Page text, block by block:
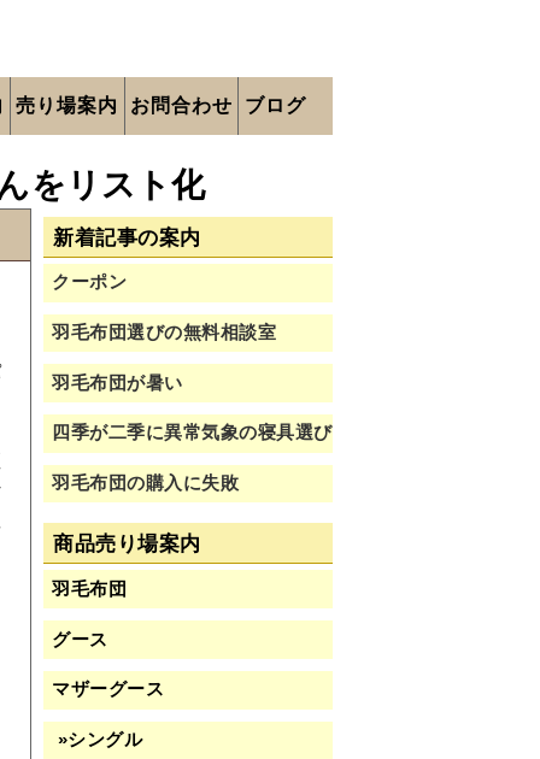
売り場案内 お問合わせ ブログ
をリスト化
新着記事の案内
クーポン
羽毛布団選びの無料相談室
羽毛布団が暑い
四季が二季に異常気象の寝具選び
羽毛布団の購入に失敗
商品売り場案内
羽毛布団
グース
マザーグース
»シングル